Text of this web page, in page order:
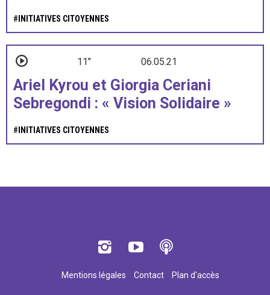
# INITIATIVES CITOYENNES
11" 06.05.21
Ariel Kyrou et Giorgia Ceriani
Sebregondi : « Vision Solidaire »
# INITIATIVES CITOYENNES
Mentions légales Contact Plan d'accès